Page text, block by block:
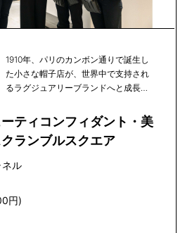
1910年、パリのカンボン通りで誕生し
た小さな帽子店が、世界中で支持され
るラグジュアリーブランドへと成長
ティコンフィダント・美
ランブルスクエア
ネル
円)